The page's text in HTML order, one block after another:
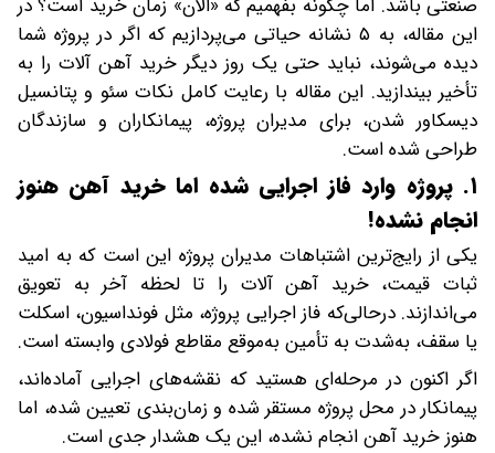
این مقاله، به ۵ نشانه حیاتی می‌پردازیم که اگر در پروژه شما
دیده می‌شوند، نباید حتی یک روز دیگر خرید آهن آلات را به
تأخیر بیندازید. این مقاله با رعایت کامل نکات سئو و پتانسیل
دیسکاور شدن، برای مدیران پروژه، پیمانکاران و سازندگان
طراحی شده است.
۱. پروژه وارد فاز اجرایی شده اما خرید آهن هنوز
انجام نشده!
یکی از رایج‌ترین اشتباهات مدیران پروژه این است که به امید
ثبات قیمت، خرید آهن آلات را تا لحظه آخر به تعویق
می‌اندازند. درحالی‌که فاز اجرایی پروژه، مثل فونداسیون، اسکلت
یا سقف، به‌شدت به تأمین به‌موقع مقاطع فولادی وابسته است.
اگر اکنون در مرحله‌ای هستید که نقشه‌های اجرایی آماده‌اند،
پیمانکار در محل پروژه مستقر شده و زمان‌بندی تعیین شده، اما
هنوز خرید آهن انجام نشده، این یک هشدار جدی است.